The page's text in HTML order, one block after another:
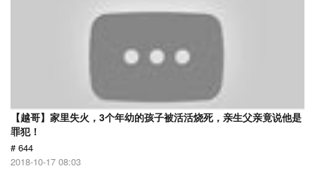
【越哥】家里失火，3个年幼的孩子被活活烧死，亲生父亲竟说他是
罪犯！
# 644
2018-10-17 08:03